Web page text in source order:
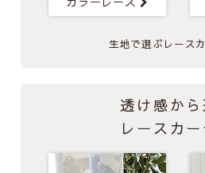
生地で選ぶレース
透け感か
レースカー